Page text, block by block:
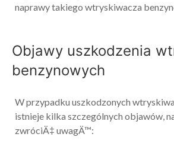
naprawy takiego wtryskiwacza
Objawy uszkodzenia
benzynowych
W przypadku uszkodzonych
istnieje kilka szczególnych objawów,
zwróciÄ‡ uwagÄ™: